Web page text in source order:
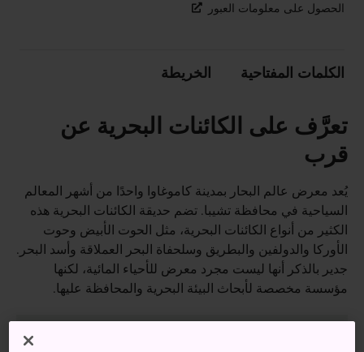
الحصول على معلومات العبور
الكلمات المفتاحية الخريطة
تعرَّف على الكائنات البحرية عن
قرب
يُعد معرض عالم البحار بمدينة كاموغاوا واحدًا من أشهر المعالم
السياحية في محافظة تشيبا. تضم حديقة الكائنات البحرية هذه
الكثير من أنواع الكائنات البحرية، مثل الحوت الأبيض وحوت
الأوركا والدولفين والبطريق وسلحفاة البحر العملاقة وأسد البحر.
جدير بالذكر أنها ليست مجرد معرض للأحياء المائية، لكنها
مؤسسة مخصصة لأبحاث البيئة البحرية والمحافظة عليها.